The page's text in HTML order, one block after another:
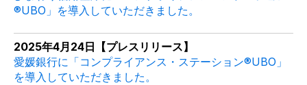
®UBO」を導入していただきました。
2025年4月24日【プレスリリース】
愛媛銀行に「コンプライアンス・ステーション®UBO」
を導入していただきました。